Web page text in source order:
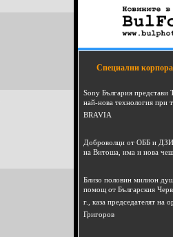
Специални
Sony България представи
най-нова технология при
BRAVIA
Доброволци от ОББ и ДЗИ
на Витоша, има и нова
Близо половин милион
помощ от Българския
г., каза председателят на
Григоров